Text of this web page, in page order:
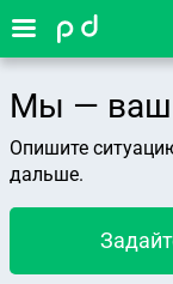
Мы — ваш
Опишите
дальше.